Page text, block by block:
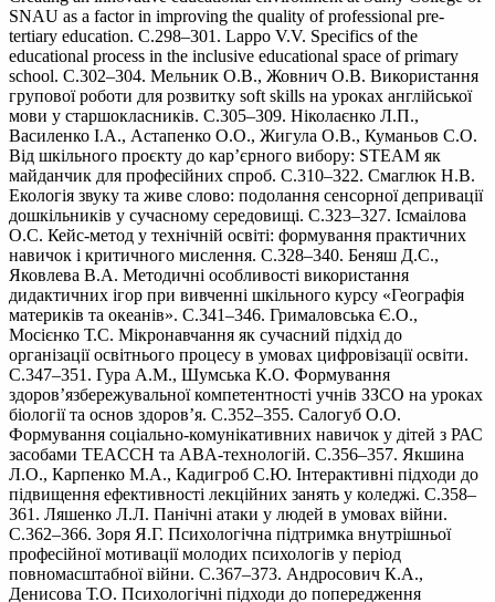
SNAU as a factor in improving the quality of professional pre-
tertiary education. С.298–301. Lappo V.V. Specifics of the
educational process in the inclusive educational space of primary
school. С.302–304. Мельник О.В., Жовнич О.В. Використання
групової роботи для розвитку soft skills на уроках англійської
мови у старшокласників. С.305–309. Ніколаєнко Л.П.,
Василенко І.А., Астапенко О.О., Жигула О.В., Куманьов С.О.
Від шкільного проєкту до кар’єрного вибору: STEAM як
майданчик для професійних спроб. С.310–322. Смаглюк Н.В.
Екологія звуку та живе слово: подолання сенсорної депривації
дошкільників у сучасному середовищі. С.323–327. Ісмаілова
О.С. Кейс-метод у технічній освіті: формування практичних
навичок і критичного мислення. С.328–340. Беняш Д.С.,
Яковлева В.А. Методичні особливості використання
дидактичних ігор при вивченні шкільного курсу «Географія
материків та океанів». С.341–346. Грималовська Є.О.,
Мосієнко Т.С. Мікронавчання як сучасний підхід до
організації освітнього процесу в умовах цифровізації освіти.
С.347–351. Гура А.М., Шумська К.О. Формування
здоров’язбережувальної компетентності учнів ЗЗСО на уроках
біології та основ здоров’я. С.352–355. Салогуб О.О.
Формування соціально-комунікативних навичок у дітей з РАС
засобами TEACCH та ABA-технологій. С.356–357. Якшина
Л.О., Карпенко М.А., Кадигроб С.Ю. Інтерактивні підходи до
підвищення ефективності лекційних занять у коледжі. С.358–
361. Ляшенко Л.Л. Панічні атаки у людей в умовах війни.
С.362–366. Зоря Я.Г. Психологічна підтримка внутрішньої
професійної мотивації молодих психологів у період
повномасштабної війни. С.367–373. Андросович К.А.,
Денисова Т.О. Психологічні підходи до попередження